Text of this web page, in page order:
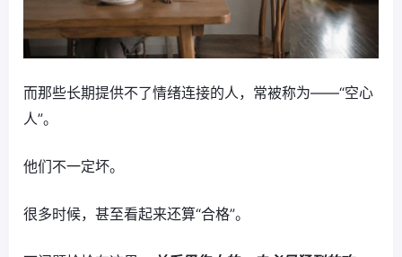
而那些长期提供不了情绪连接的人，常被称为——“空心
人”。
他们不一定坏。
很多时候，甚至看起来还算“合格”。